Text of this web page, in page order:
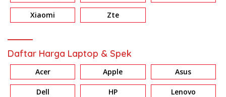
Xiaomi Zte
Daftar Harga Laptop & Spek
Acer Apple Asus
Dell HP Lenovo